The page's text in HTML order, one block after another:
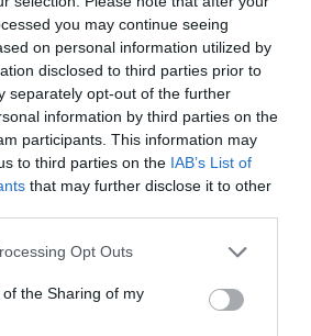
you may continue seeing
on personal information utilized by
disclosed to third parties prior to
separately opt-out of the further
information by third parties on the
participants. This information may
to third parties on the IAB’s List of
that may further disclose it to other
app uses one or more Google
or usage behaviour. You may click to
to Google and its third-party tags to
Opt Outs
the Sharing of my
4 mítosz a D-vitaminról, amit
kellene
három csoportba
akiknek három éven
kellett ezeket az